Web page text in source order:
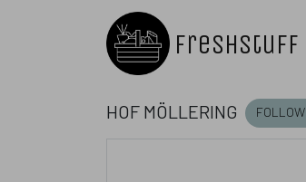
Freshstuff
Hof Möllering follow